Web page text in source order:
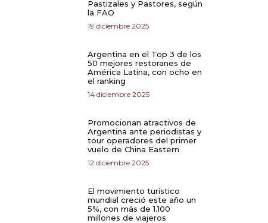
Pastizales y Pastores, según
la FAO
19 diciembre 2025
Argentina en el Top 3 de los
50 mejores restoranes de
América Latina, con ocho en
el ranking
14 diciembre 2025
Promocionan atractivos de
Argentina ante periodistas y
tour operadores del primer
vuelo de China Eastern
12 diciembre 2025
El movimiento turístico
mundial creció este año un
5%, con más de 1.100
millones de viajeros